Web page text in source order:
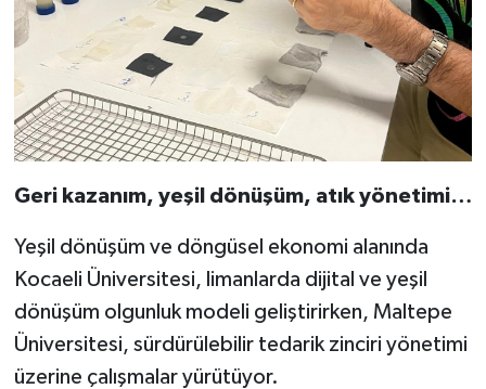
Geri kazanım, yeşil dönüşüm, atık yönetimi…
Yeşil dönüşüm ve döngüsel ekonomi alanında
Kocaeli Üniversitesi, limanlarda dijital ve yeşil
dönüşüm olgunluk modeli geliştirirken, Maltepe
Üniversitesi, sürdürülebilir tedarik zinciri yönetimi
üzerine çalışmalar yürütüyor.